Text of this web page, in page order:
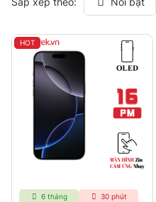
HOT
6 tháng 30 phút